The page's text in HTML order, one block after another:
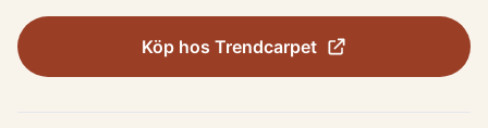
Köp hos Trendcarpet